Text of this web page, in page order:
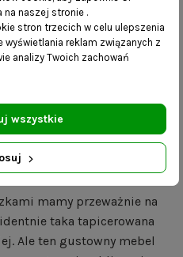
i skomplikowanej
prostej,
konstrukcji. Asa to
o prostej formie,
że staje się
obuwie, dzięki której
i na przestrzeni.
i nie tylko.
mamy przeważnie na
taka tapicerowana
Ale ten gustowny mebel
naszej stronie .
stron trzecich w celu ulepszenia
wyświetlania reklam związanych z
analizy Twoich zachowań
wszystkie